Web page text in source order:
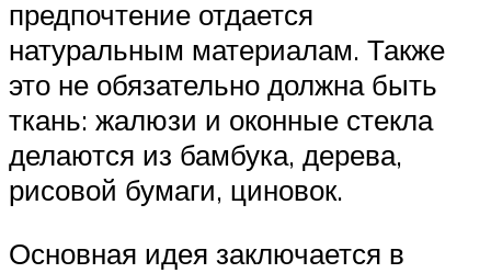
предпочтение отдается
натуральным материалам. Также
это не обязательно должна быть
ткань: жалюзи и оконные стекла
делаются из бамбука, дерева,
рисовой бумаги, циновок.
Основная идея заключается в